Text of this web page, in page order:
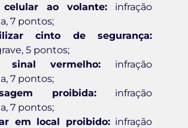
ao volante: infração
7 pontos;
cinto de segurança:
5 pontos;
sinal vermelho: infração
7 pontos;
proibida: infração
7 pontos;
em local proibido:infração